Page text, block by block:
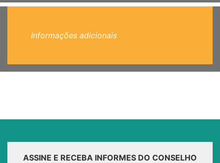
Informações adicionais
ASSINE E RECEBA INFORMES DO CONSELHO